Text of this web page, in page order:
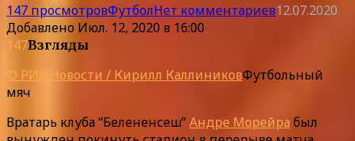
147 просмотровФутболНет комментариев12.07.2020
Добавлено Июл. 12, 2020 в 16:00
147Взгляды
© РИА Новости / Кирилл КаллиниковФутбольный
мяч
Вратарь клуба “Белененсеш”Андре Морейра был